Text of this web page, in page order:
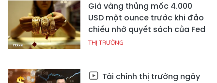
Giá vàng thủng mốc 4.000
USD một ounce trước khi đảo
chiều nhờ quyết sách của Fed
THỊ TRƯỜNG
Tài chính thị trường ngày